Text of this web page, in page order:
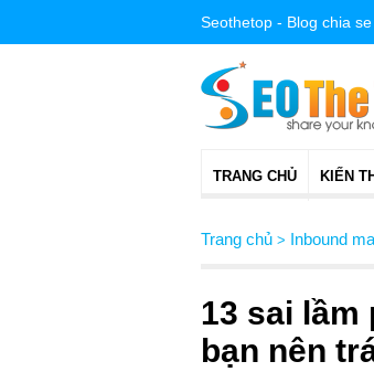
Seothetop - Blog chia
TRANG CHỦ KIẾN
Trang chủ > Inbound
13 sai lầm
bạn nên